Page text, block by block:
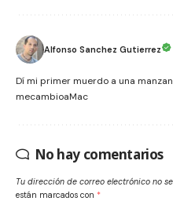
Alfonso Sanchez Gutierrez
Dí mi primer muerdo a una
mecambioaMac
No hay comentarios
Tu dirección de correo electrónico no
están marcados con *